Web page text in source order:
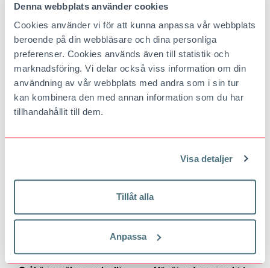
Denna webbplats använder cookies
Cookies använder vi för att kunna anpassa vår webbplats
beroende på din webbläsare och dina personliga
preferenser. Cookies används även till statistik och
marknadsföring. Vi delar också viss information om din
användning av vår webbplats med andra som i sin tur
kan kombinera den med annan information som du har
tillhandahållit till dem.
Visa detaljer
Tillåt alla
Anpassa
Långholmen – bo på
fängelseön mitt i Stockholm
Här är konsthallarna som
Sveriges snyggaste konstmuseer.